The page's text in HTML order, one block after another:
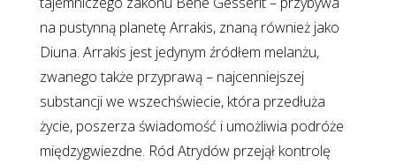
na pustynną planetę Arrakis, znaną również jako
Diuna. Arrakis jest jedynym źródłem melanżu,
zwanego także przyprawą – najcenniejszej
substancji we wszechświecie, która przedłuża
życie, poszerza świadomość i umożliwia podróże
międzygwiezdne. Ród Atrydów przejął kontrolę